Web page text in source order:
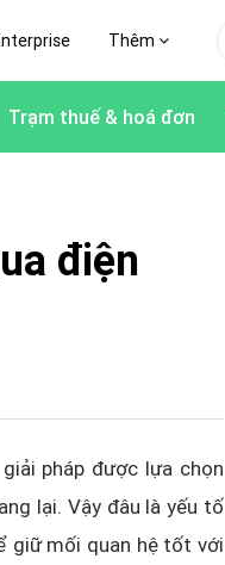
Thêm
Trạm thuế & hoá đơn
điện
pháp được lựa chọn
lại. Vậy đâu là yếu tố
giữ mối quan hệ tốt với